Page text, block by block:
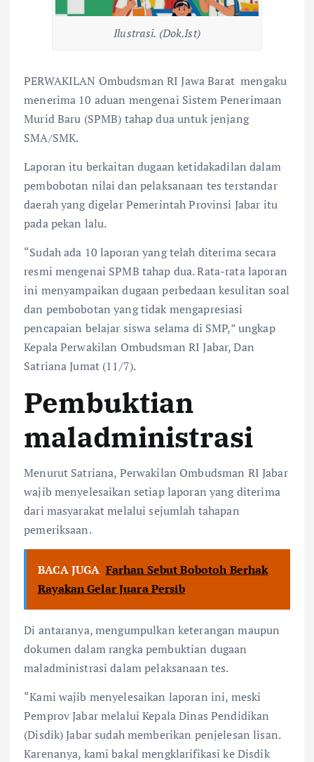
Ilustrasi. (Dok.Ist)
PERWAKILAN Ombudsman RI Jawa Barat mengaku
menerima 10 aduan mengenai Sistem Penerimaan
Murid Baru (SPMB) tahap dua untuk jenjang
SMA/SMK.
Laporan itu berkaitan dugaan ketidakadilan dalam
pembobotan nilai dan pelaksanaan tes terstandar
daerah yang digelar Pemerintah Provinsi Jabar itu
pada pekan lalu.
“Sudah ada 10 laporan yang telah diterima secara
resmi mengenai SPMB tahap dua. Rata-rata laporan
ini menyampaikan dugaan perbedaan kesulitan soal
dan pembobotan yang tidak mengapresiasi
pencapaian belajar siswa selama di SMP,” ungkap
Kepala Perwakilan Ombudsman RI Jabar, Dan
Satriana Jumat (11/7).
Pembuktian
maladministrasi
Menurut Satriana, Perwakilan Ombudsman RI Jabar
wajib menyelesaikan setiap laporan yang diterima
dari masyarakat melalui sejumlah tahapan
pemeriksaan.
BACA JUGA Farhan Sebut Bobotoh Berhak
Rayakan Gelar Juara Persib
Di antaranya, mengumpulkan keterangan maupun
dokumen dalam rangka pembuktian dugaan
maladministrasi dalam pelaksanaan tes.
“Kami wajib menyelesaikan laporan ini, meski
Pemprov Jabar melalui Kepala Dinas Pendidikan
(Disdik) Jabar sudah memberikan penjelesan lisan.
Karenanya, kami bakal mengklarifikasi ke Disdik